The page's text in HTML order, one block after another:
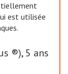
est utilisée
®), 5 ans